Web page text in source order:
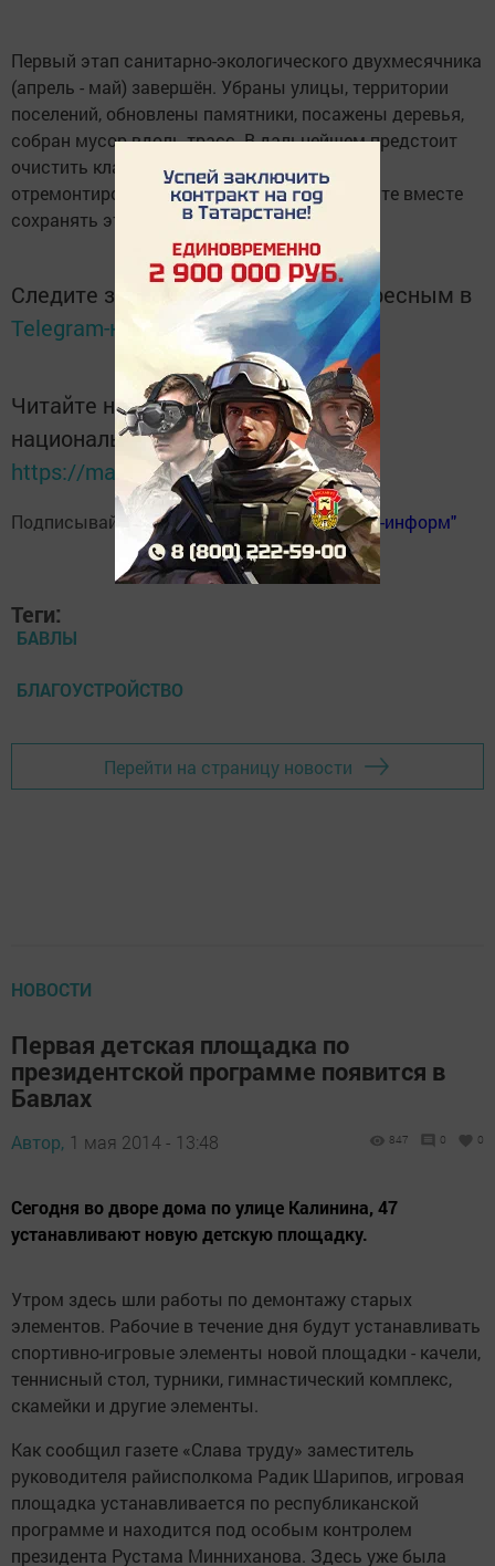
Первый этап санитарно-экологического двухмесячника
(апрель - май) завершён. Убраны улицы, территории
поселений, обновлены памятники, посажены деревья,
собран мусор вдоль трасс. В дальнейшем предстоит
очистить кладбища, родники и берега рек,
отремонтировать детские площадки. Давайте вместе
сохранять эту красоту и чистоту.
Следите за самым важным и интересным в
Telegram-канале
Татмедиа
Читайте новости Татарстана в
национальном мессенджере MАХ:
https://max.ru/tatmedia
Подписывайтесь нателеграм-канал "Бавлы-информ"
Теги:
БАВЛЫ
БЛАГОУСТРОЙСТВО
Перейти на страницу новости
НОВОСТИ
Первая детская площадка по
президентской программе появится в
Бавлах
Автор, 1 мая 2014 - 13:48 847 0 0
Сегодня во дворе дома по улице Калинина, 47
устанавливают новую детскую площадку.
Утром здесь шли работы по демонтажу старых
элементов. Рабочие в течение дня будут устанавливать
спортивно-игровые элементы новой площадки - качели,
теннисный стол, турники, гимнастический комплекс,
скамейки и другие элементы.
Как сообщил газете «Слава труду» заместитель
руководителя райисполкома Радик Шарипов, игровая
площадка устанавливается по республиканской
программе и находится под особым контролем
президента Рустама Минниханова. Здесь уже была